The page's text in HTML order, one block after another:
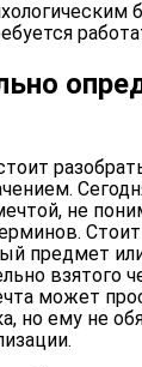
не
предмет
взятого
может
но ему не